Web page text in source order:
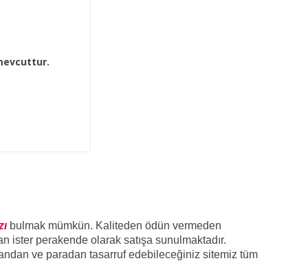
bulmak mümkün. Kaliteden ödün vermeden
ister perakende olarak satışa sunulmaktadır.
ve paradan tasarruf edebileceğiniz sitemiz tüm